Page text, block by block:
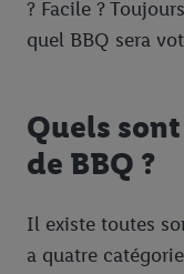
? Facile ?
quel BBQ sera
Quels
de BBQ ?
Il existe toutes
a quatre